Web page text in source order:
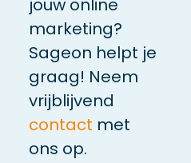
marketing?
Sageon helpt je
graag! Neem
vrijblijvend
contact met
ons op.